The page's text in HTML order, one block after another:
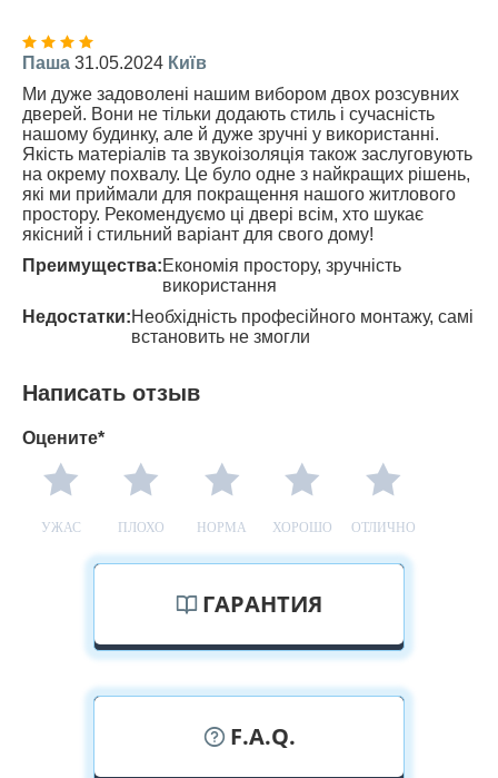
Паша 31.05.2024 Київ
Ми дуже задоволені нашим вибором двох розсувних
дверей. Вони не тільки додають стиль і сучасність
нашому будинку, але й дуже зручні у використанні.
Якість матеріалів та звукоізоляція також заслуговують
на окрему похвалу. Це було одне з найкращих рішень,
які ми приймали для покращення нашого житлового
простору. Рекомендуємо ці двері всім, хто шукає
якісний і стильний варіант для свого дому!
Преимущества:Економія простору, зручність
використання
Недостатки:Необхідність професійного монтажу, самі
встановить не змогли
Написать отзыв
Оцените*
УЖАС ПЛОХО НОРМА ХОРОШО ОТЛИЧНО
ГАРАНТИЯ
F.A.Q.